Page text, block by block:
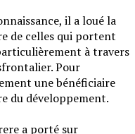
il a loué la
de celles qui portent
à travers
Pour
une bénéficiaire
du développement.
a porté sur